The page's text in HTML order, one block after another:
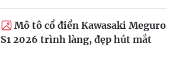
Mô tô cổ điển Kawasaki Meguro
S1 2026 trình làng, đẹp hút mắt